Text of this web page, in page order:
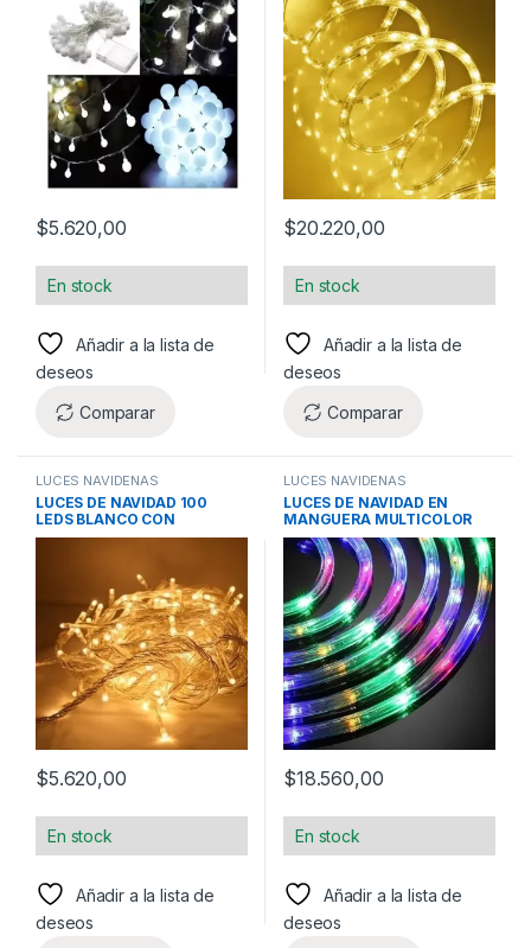
$5.620,00
En stock
Añadir a la lista de
deseos
Comparar
$20.220,00
En stock
Añadir a la lista de
deseos
Comparar
LUCES NAVIDEÑAS
LUCES DE NAVIDAD 100
LEDS BLANCO CON
CONTROL
$5.620,00
En stock
Añadir a la lista de
deseos
LUCES NAVIDEÑAS
LUCES DE NAVIDAD EN
MANGUERA MULTICOLOR
CON CONTROLADOR DE
EFECTOS 5M
$18.560,00
En stock
Añadir a la lista de
deseos